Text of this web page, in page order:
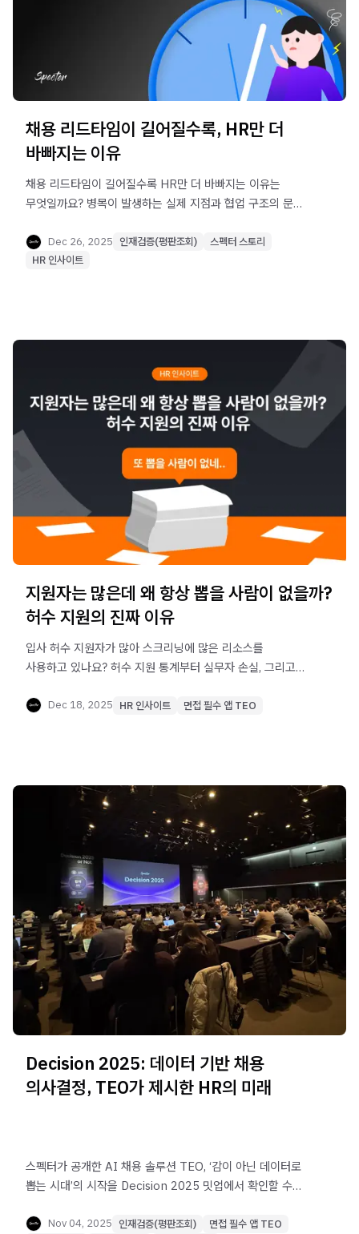
채용 리드타임이 길어질수록, HR만 더
바빠지는 이유
채용 리드타임이 길어질수록 HR만 더 바빠지는 이유는
무엇일까요? 병목이 발생하는 실제 지점과 협업 구조의 문제,
관점에서 정리했습니다.
Dec 26, 2025 인재검증(평판조회)
스펙터 스토리
HR 인사이트
지원자는 많은데 왜 항상 뽑을 사람이 없을까?
허수 지원의 진짜 이유
입사 허수 지원자가 많아 스크리닝에 많은 리소스를
사용하고 있나요? 허수 지원 통계부터 실무자 손실, 그리고
정리했습니다.
Dec 18, 2025 HR 인사이트 면접 필수 앱 TEO
Decision 2025: 데이터 기반 채용
의사결정, TEO가 제시한 HR의 미래
스펙터가 공개한 AI 채용 솔루션 TEO, ‘감이 아닌 데이터로
뽑는 시대’의 시작을 Decision 2025 밋업에서 확인할 수
Nov 04, 2025 인재검증(평판조회)
면접 필수 앱 TEO